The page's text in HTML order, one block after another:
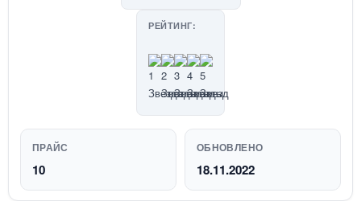
РЕЙТИНГ:
ПРАЙС
10
ОБНОВЛЕНО
18.11.2022